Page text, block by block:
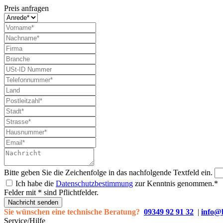
Preis anfragen
Bitte geben Sie die Zeichenfolge in das nachfolgende Textfeld ein.
Ich habe die Datenschutzbestimmung zur Kenntnis genommen.*
Felder mit * sind Pflichtfelder.
Nachricht senden
Sie wünschen eine technische Beratung? 09349 92 91 32 |
Service/Hilfe